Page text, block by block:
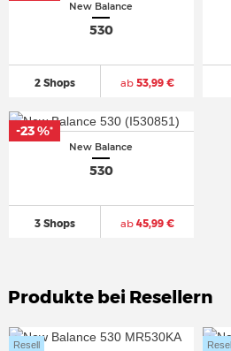
New Balance
530
2 Shops ab53,99 €
New Balance
530
3 Shops ab45,99 €
-23 %*
Produkte bei Resellern
Resell Resell